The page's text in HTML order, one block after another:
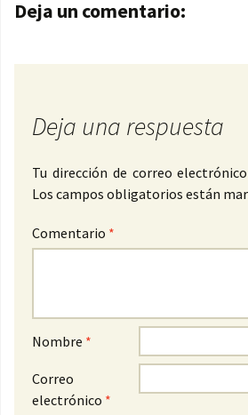
Navegación de
Deja un comentario:
Deja una respuesta
Tu dirección de correo
Los campos obligatorios están
Comentario *
Nombre *
Correo
electrónico *